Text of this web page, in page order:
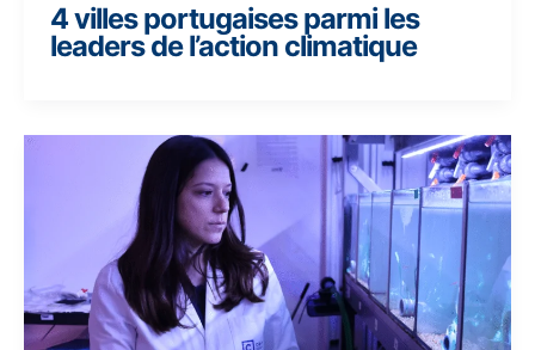
4 villes portugaises parmi les
leaders de l’action climatique